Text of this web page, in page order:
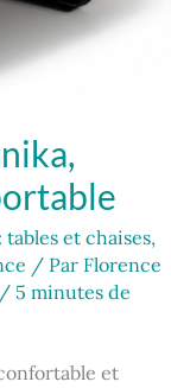
tables et chaises,
/ Par Florence
/ 5 minutes de
et